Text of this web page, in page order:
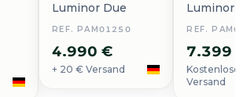
Luminor Due
REF. PAM01250
4.990 €
+ 20 € Versand
Luminor
REF.
7.399 €
Kostenloser
Versand